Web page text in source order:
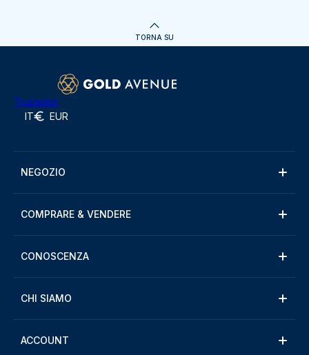
TORNA SU
Trustpilot
IT EUR
NEGOZIO
COMPRARE & VENDERE
CONOSCENZA
CHI SIAMO
ACCOUNT